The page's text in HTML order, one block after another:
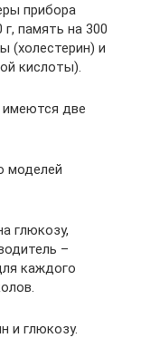
прибора
память на 300
(холестерин) и
кислоты).
имеются две
моделей
глюкозу,
–
каждого
и глюкозу.